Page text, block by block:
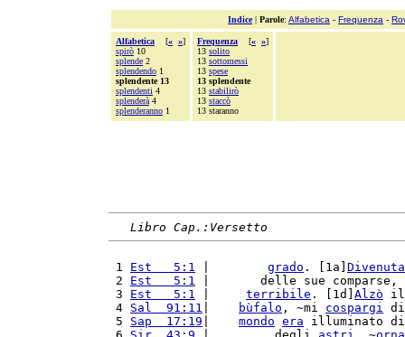
Indice| Parole: Alfabetica - Frequenza -
Alfabetica [« »]
spirò 10
splende 2
splendendo 1
splendente 13
splendenti 4
splenderà 4
splenderanno 1
Frequenza [« »]
13 solito
13 sottomessi
13 spese
13 splendente
13 stabilirò
13 staccò
13 staranno
Libro Cap.:Versetto
1 Est   5:1 grado . [1a] Divenuta
2 Est   5:1 |       delle sue
3 Est   5:1 terribile . [1d] Alzò
4 Sal  91:11 bùfalo , ~mi cospargi
5 Sap  17:19 mondo era illuminato